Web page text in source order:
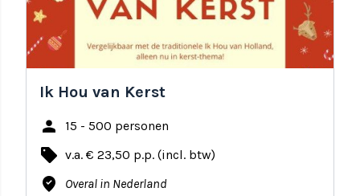
Ik Hou van Kerst
person 15 - 500 personen
local_offer v.a. € 23,50 p.p. (incl. btw)
where_to_vote Overal in Nederland